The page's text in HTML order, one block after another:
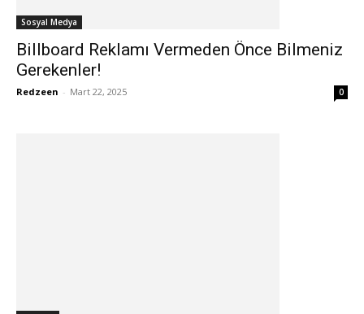
Sosyal Medya
Billboard Reklamı Vermeden Önce Bilmeniz
Gerekenler!
Redzeen - Mart 22, 2025 0